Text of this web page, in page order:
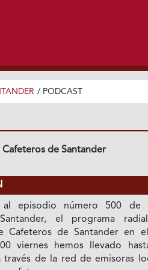
/ PODCAST
de Santander
al episodio número 500 de
el programa
Cafeteros de Santander en
viernes hemos llevado
través de la red de emisoras